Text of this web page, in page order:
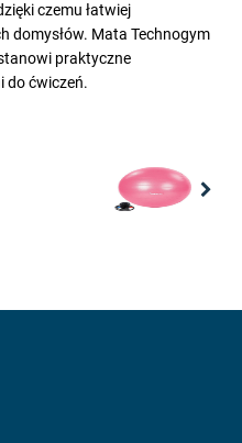
czemu łatwiej
domysłów. Mata Technogym
praktyczne
do ćwiczeń.